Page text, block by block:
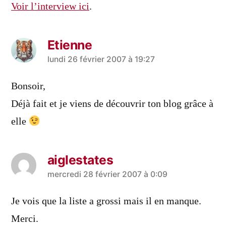
Voir l’interview ici.
Etienne
a
lundi 26 février 2007 à 19:27
Bonsoir,
Déjà fait et je viens de découvrir ton blog grâce à
elle
aiglestates
a
dit :
mercredi 28 février 2007 à 0:09
Je vois que la liste a grossi mais il en manque.
Merci.